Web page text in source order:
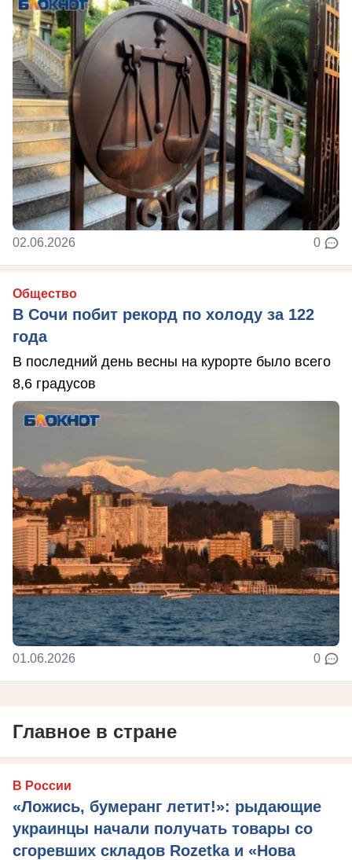
02.06.2026 0
Общество
В Сочи побит рекорд по холоду за 122
года
В последний день весны на курорте было всего
8,6 градусов
01.06.2026 0
Главное в стране
В России
«Ложись, бумеранг летит!»: рыдающие
украинцы начали получать товары со
сгоревших складов Rozetka и «Нова